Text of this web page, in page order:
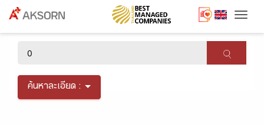
ค้นหาละเอียด :